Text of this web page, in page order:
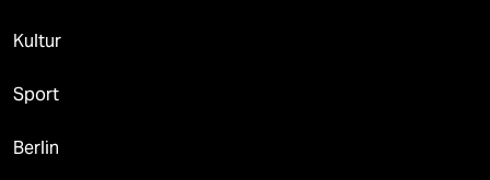
Kultur
Sport
Berlin